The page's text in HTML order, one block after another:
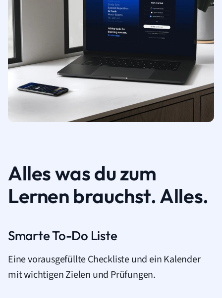
Alles was du zum
Lernen brauchst. Alles.
Smarte To-Do Liste
Eine vorausgefüllte Checkliste und ein Kalender
mit wichtigen Zielen und Prüfungen.